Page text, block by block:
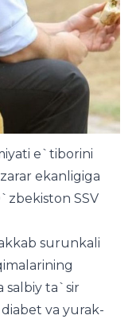
e`tiborini
ekanligiga
SSV
surunkali
salbiy ta`sir
va yurak-